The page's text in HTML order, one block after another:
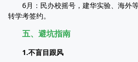
6月：民办校摇号，建华实验、海外
转学考签约。​
五、避坑指南​
1.不盲目跟风​